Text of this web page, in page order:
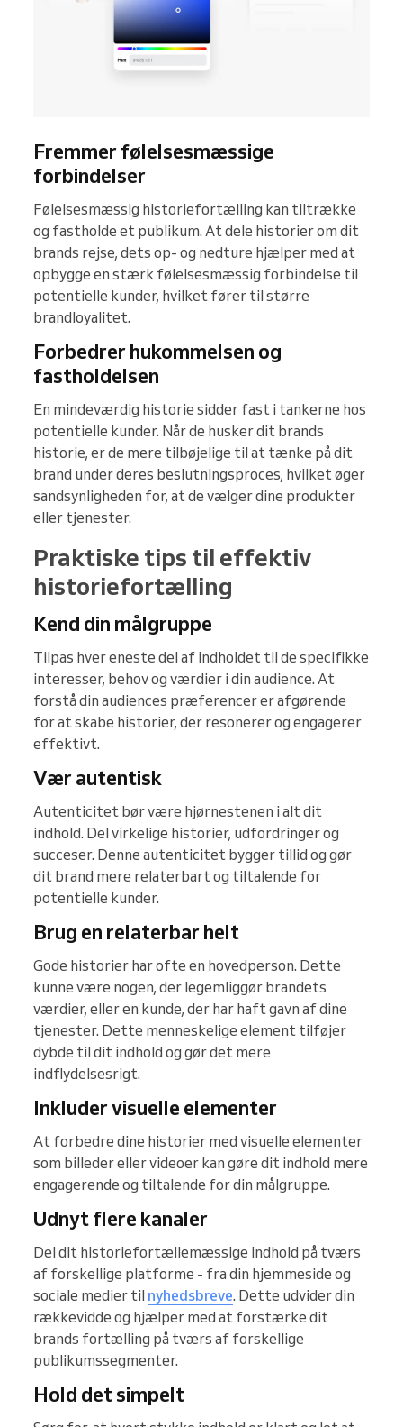
Fremmer følelsesmæssige
forbindelser
Følelsesmæssig historiefortælling kan tiltrække
og fastholde et publikum. At dele historier om dit
brands rejse, dets op- og nedture hjælper med at
opbygge en stærk følelsesmæssig forbindelse til
potentielle kunder, hvilket fører til større
brandloyalitet.
Forbedrer hukommelsen og
fastholdelsen
En mindeværdig historie sidder fast i tankerne hos
potentielle kunder. Når de husker dit brands
historie, er de mere tilbøjelige til at tænke på dit
brand under deres beslutningsproces, hvilket øger
sandsynligheden for, at de vælger dine produkter
eller tjenester.
Praktiske tips til effektiv
historiefortælling
Kend din målgruppe
Tilpas hver eneste del af indholdet til de specifikke
interesser, behov og værdier i din audience. At
forstå din audiences præferencer er afgørende
for at skabe historier, der resonerer og engagerer
effektivt.
Vær autentisk
Autenticitet bør være hjørnestenen i alt dit
indhold. Del virkelige historier, udfordringer og
succeser. Denne autenticitet bygger tillid og gør
dit brand mere relaterbart og tiltalende for
potentielle kunder.
Brug en relaterbar helt
Gode historier har ofte en hovedperson. Dette
kunne være nogen, der legemliggør brandets
værdier, eller en kunde, der har haft gavn af dine
tjenester. Dette menneskelige element tilføjer
dybde til dit indhold og gør det mere
indflydelsesrigt.
Inkluder visuelle elementer
At forbedre dine historier med visuelle elementer
som billeder eller videoer kan gøre dit indhold mere
engagerende og tiltalende for din målgruppe.
Udnyt flere kanaler
Del dit historiefortællemæssige indhold på tværs
af forskellige platforme - fra din hjemmeside og
sociale medier til nyhedsbreve. Dette udvider din
rækkevidde og hjælper med at forstærke dit
brands fortælling på tværs af forskellige
publikumssegmenter.
Hold det simpelt